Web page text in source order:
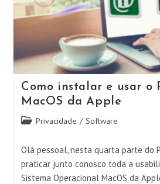
Como instalar e usar o
MacOS da Apple
Categoria
post:
Privacidade / Software
Olá pessoal, nesta quarta parte do
praticar junto conosco toda a
Sistema Operacional MacOS da